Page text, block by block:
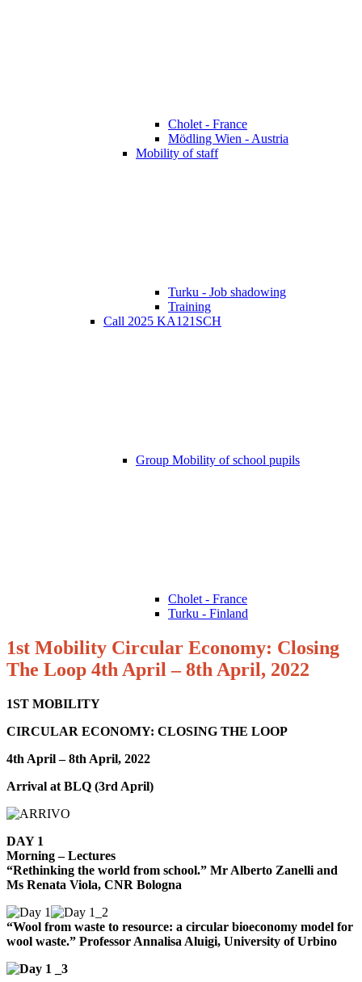
Cholet - France
Mödling Wien - Austria
Mobility of staff
Turku - Job shadowing
Training
Call 2025 KA121SCH
Group Mobility of school pupils
Cholet - France
Turku - Finland
1st Mobility Circular Economy: Closing
The Loop 4th April – 8th April, 2022
1ST MOBILITY
CIRCULAR ECONOMY: CLOSING THE LOOP
4th April – 8th April, 2022
Arrival at BLQ (3rd April)
DAY 1
Morning – Lectures
“Rethinking the world from school.” Mr Alberto Zanelli and
Ms Renata Viola, CNR Bologna
“Wool from waste to resource: a circular bioeconomy model for
wool waste.” Professor Annalisa Aluigi, University of Urbino